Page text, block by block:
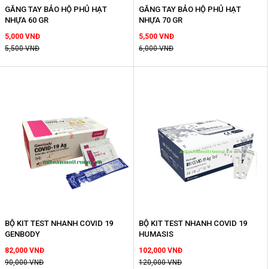
GĂNG TAY BẢO HỘ PHỦ HẠT
NHỰA 60 GR
5,000 VNĐ
5,500 VNĐ
GĂNG TAY BẢO HỘ PHỦ HẠT
NHỰA 70 GR
5,500 VNĐ
6,000 VNĐ
BỘ KIT TEST NHANH COVID 19
GENBODY
82,000 VNĐ
90,000 VNĐ
BỘ KIT TEST NHANH COVID 19
HUMASIS
102,000 VNĐ
120,000 VNĐ